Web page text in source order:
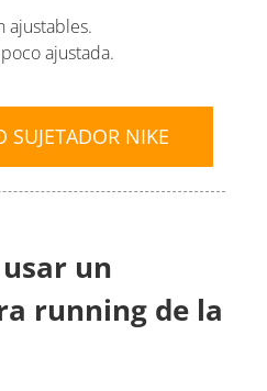
ajustables.
ajustada.
SUJETADOR NIKE
un
running de la